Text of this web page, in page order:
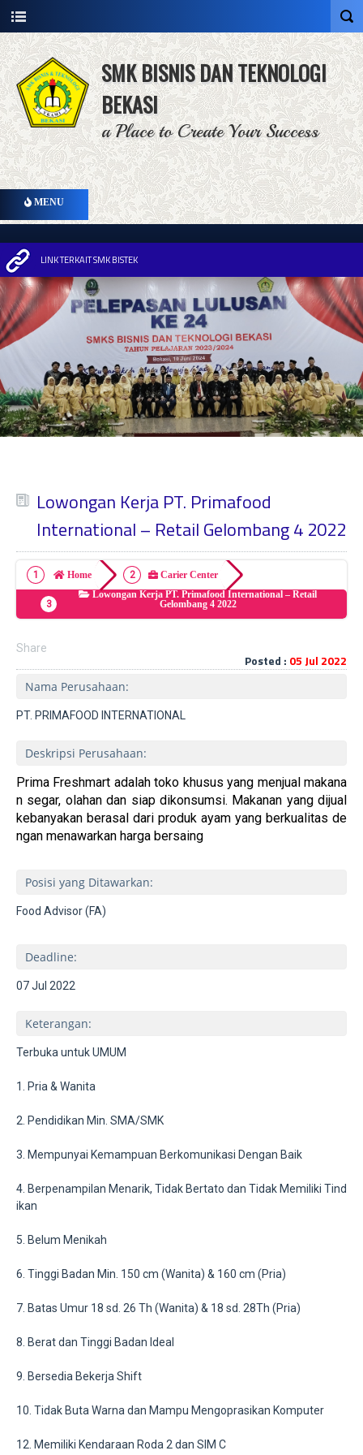
SMK BISNIS DAN TEKNOLOGI
BEKASI
a Place to Create Your Success
MENU
LINK TERKAIT SMK BISTEK
Lowongan Kerja PT. Primafood
International – Retail Gelombang 4 2022
Home
Carier Center
Lowongan Kerja PT. Primafood International – Retail
Gelombang 4 2022
Share
Posted : 05 Jul 2022
Nama Perusahaan:
PT. PRIMAFOOD INTERNATIONAL
Deskripsi Perusahaan:
Prima Freshmart adalah toko khusus yang menjual makana
n segar, olahan dan siap dikonsumsi. Makanan yang dijual
kebanyakan berasal dari produk ayam yang berkualitas de
ngan menawarkan harga bersaing
Posisi yang Ditawarkan:
Food Advisor (FA)
Deadline:
07 Jul 2022
Keterangan:
Terbuka untuk UMUM
1. Pria & Wanita
2. Pendidikan Min. SMA/SMK
3. Mempunyai Kemampuan Berkomunikasi Dengan Baik
4. Berpenampilan Menarik, Tidak Bertato dan Tidak Memiliki Tind
ikan
5. Belum Menikah
6. Tinggi Badan Min. 150 cm (Wanita) & 160 cm (Pria)
7. Batas Umur 18 sd. 26 Th (Wanita) & 18 sd. 28Th (Pria)
8. Berat dan Tinggi Badan Ideal
9. Bersedia Bekerja Shift
10. Tidak Buta Warna dan Mampu Mengoprasikan Komputer
12. Memiliki Kendaraan Roda 2 dan SIM C